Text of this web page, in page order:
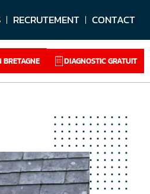
RECRUTEMENT CONTACT
BRETAGNE DIAGNOSTIC GRATUIT